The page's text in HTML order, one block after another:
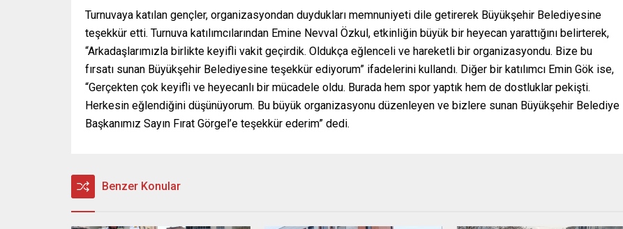
Turnuvaya katılan gençler, organizasyondan duydukları memnuniyeti dile getirerek Büyükşehir Belediyesine
teşekkür etti. Turnuva katılımcılarından Emine Nevval Özkul, etkinliğin büyük bir heyecan yarattığını belirterek,
“Arkadaşlarımızla birlikte keyifli vakit geçirdik. Oldukça eğlenceli ve hareketli bir organizasyondu. Bize bu
fırsatı sunan Büyükşehir Belediyesine teşekkür ediyorum” ifadelerini kullandı. Diğer bir katılımcı Emin Gök ise,
“Gerçekten çok keyifli ve heyecanlı bir mücadele oldu. Burada hem spor yaptık hem de dostluklar pekişti.
Herkesin eğlendiğini düşünüyorum. Bu büyük organizasyonu düzenleyen ve bizlere sunan Büyükşehir Belediye
Başkanımız Sayın Fırat Görgel’e teşekkür ederim” dedi.
Benzer Konular